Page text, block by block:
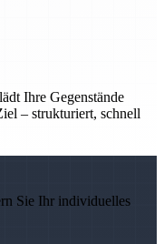
Ihre Gegenstände
– strukturiert, schnell
Sie Ihr individuelles